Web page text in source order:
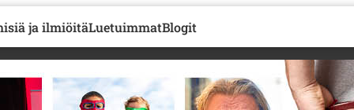
ja ilmiöitäLuetuimmatBlogit